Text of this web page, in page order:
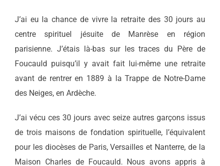
J’ai eu la chance de vivre la retraite des 30 jours au
centre spirituel jésuite de Manrèse en région
parisienne. J’étais là-bas sur les traces du Père de
Foucauld puisqu’il y avait fait lui-même une retraite
avant de rentrer en 1889 à la Trappe de Notre-Dame
des Neiges, en Ardèche.
J’ai vécu ces 30 jours avec seize autres garçons issus
de trois maisons de fondation spirituelle, l’équivalent
pour les diocèses de Paris, Versailles et Nanterre, de la
Maison Charles de Foucauld. Nous avons appris à